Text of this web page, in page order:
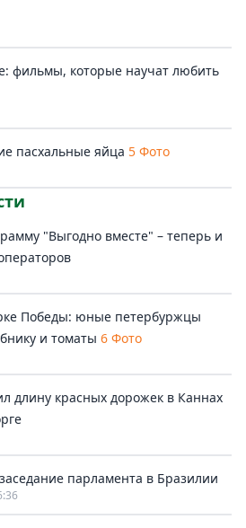
фильмы, которые научат любить
пасхальные яйца 5 Фото
"Выгодно вместе" – теперь и
Победы: юные петербуржцы
и томаты 6 Фото
длину красных дорожек в Каннах
парламента в Бразилии